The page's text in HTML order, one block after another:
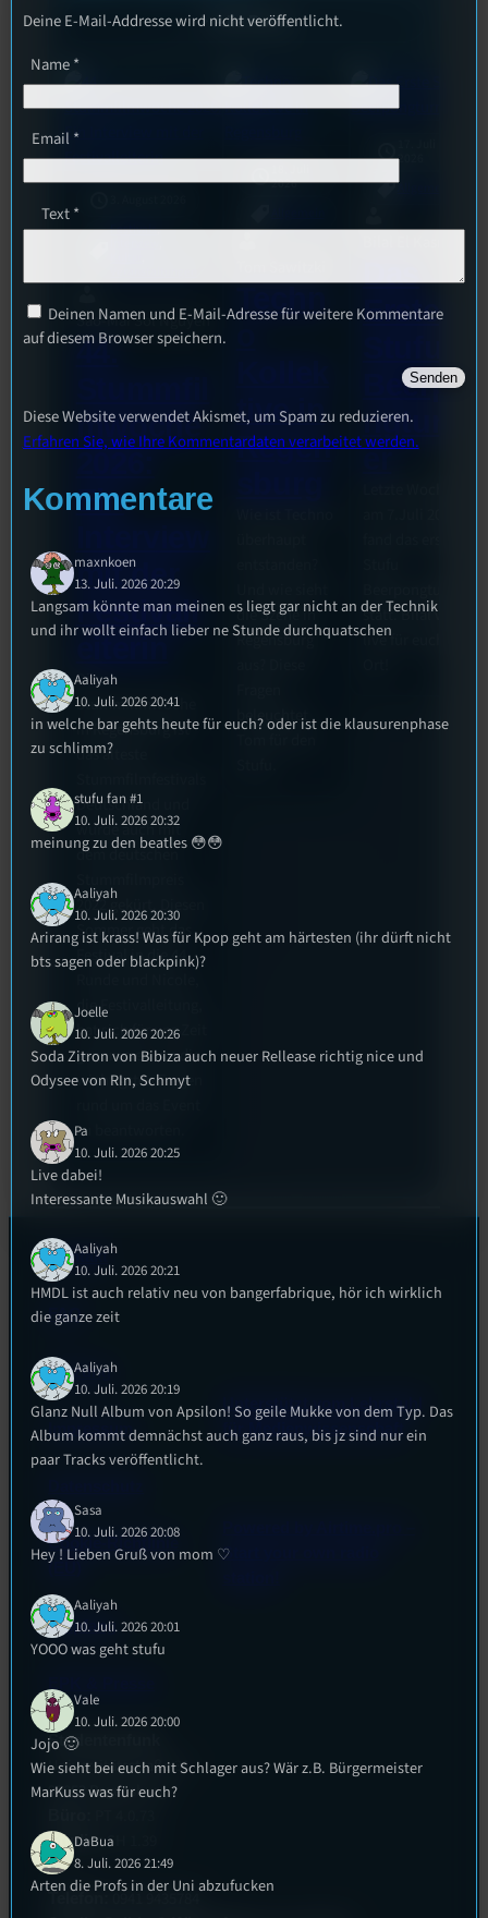
Alle Posts
Festivals,
Sao-Mai Sol Nguyen
44.
mwoche
Ein
mit der
Festivall
Die
Stummfilmwoche
in Regensburg ist
das älteste
Deutschland und
wurde auch mit
dem deutschen
2022 gekürt. Diesen
Sommer geht das
Festival in die 44.
die Festivalleitung,
hat sich für uns Zeit
genommen um die
wichtigsten Fragen
zu beantworten.
2026
Techn
tive in
Regen
die Szene in
Regensburg
beleuchtet
2026
Allgemein
Das
Erste
Beerpo
ngturni
er
statt. Bilal war
live für euch vor
Kontakt
FAQ
Satzung
Impressum
Cookie-Richtlinie
(EU)
Empfang
Unterstützt vom Lehrstuhl
für Medienwissenschaft
Start your own radio
Studentenfunk
Universitätsstraße 31
93053 Regensburg
Studio:SH 1.39
0941 9435784
Deine E-Mail-Addresse wird nicht veröffentlicht.
Name*
Email *
Text*
Deinen Namen und E-Mail-Adresse für weitere Kommentare
auf diesem Browser speichern.
Diese Website verwendet Akismet, um Spam zu reduzieren.
Erfahren Sie, wie Ihre Kommentardaten verarbeitet werden.
Kommentare
maxnkoen
13. Juli. 2026 20:29
Langsam könnte man meinen es liegt gar nicht an der Technik
und ihr wollt einfach lieber ne Stunde durchquatschen
Aaliyah
10. Juli. 2026 20:41
in welche bar gehts heute für euch? oder ist die klausurenphase
zu schlimm?
stufu fan #1
10. Juli. 2026 20:32
meinung zu den beatles 😳😳
Aaliyah
10. Juli. 2026 20:30
Arirang ist krass! Was für Kpop geht am härtesten (ihr dürft nicht
bts sagen oder blackpink)?
Joelle
10. Juli. 2026 20:26
Soda Zitron von Bibiza auch neuer Rellease richtig nice und
Odysee von RIn, Schmyt
Pa
10. Juli. 2026 20:25
Live dabei!
Interessante Musikauswahl 🙂
Aaliyah
10. Juli. 2026 20:21
HMDL ist auch relativ neu von bangerfabrique, hör ich wirklich
die ganze zeit
Aaliyah
10. Juli. 2026 20:19
Glanz Null Album von Apsilon! So geile Mukke von dem Typ. Das
Album kommt demnächst auch ganz raus, bis jz sind nur ein
paar Tracks veröffentlicht.
Sasa
10. Juli. 2026 20:08
Hey ! Lieben Gruß von mom ♡
Aaliyah
10. Juli. 2026 20:01
YOOO was geht stufu
Vale
10. Juli. 2026 20:00
Jojo 🙂
Wie sieht bei euch mit Schlager aus? Wär z.B. Bürgermeister
MarKuss was für euch?
DaBua
8. Juli. 2026 21:49
Arten die Profs in der Uni abzufucken